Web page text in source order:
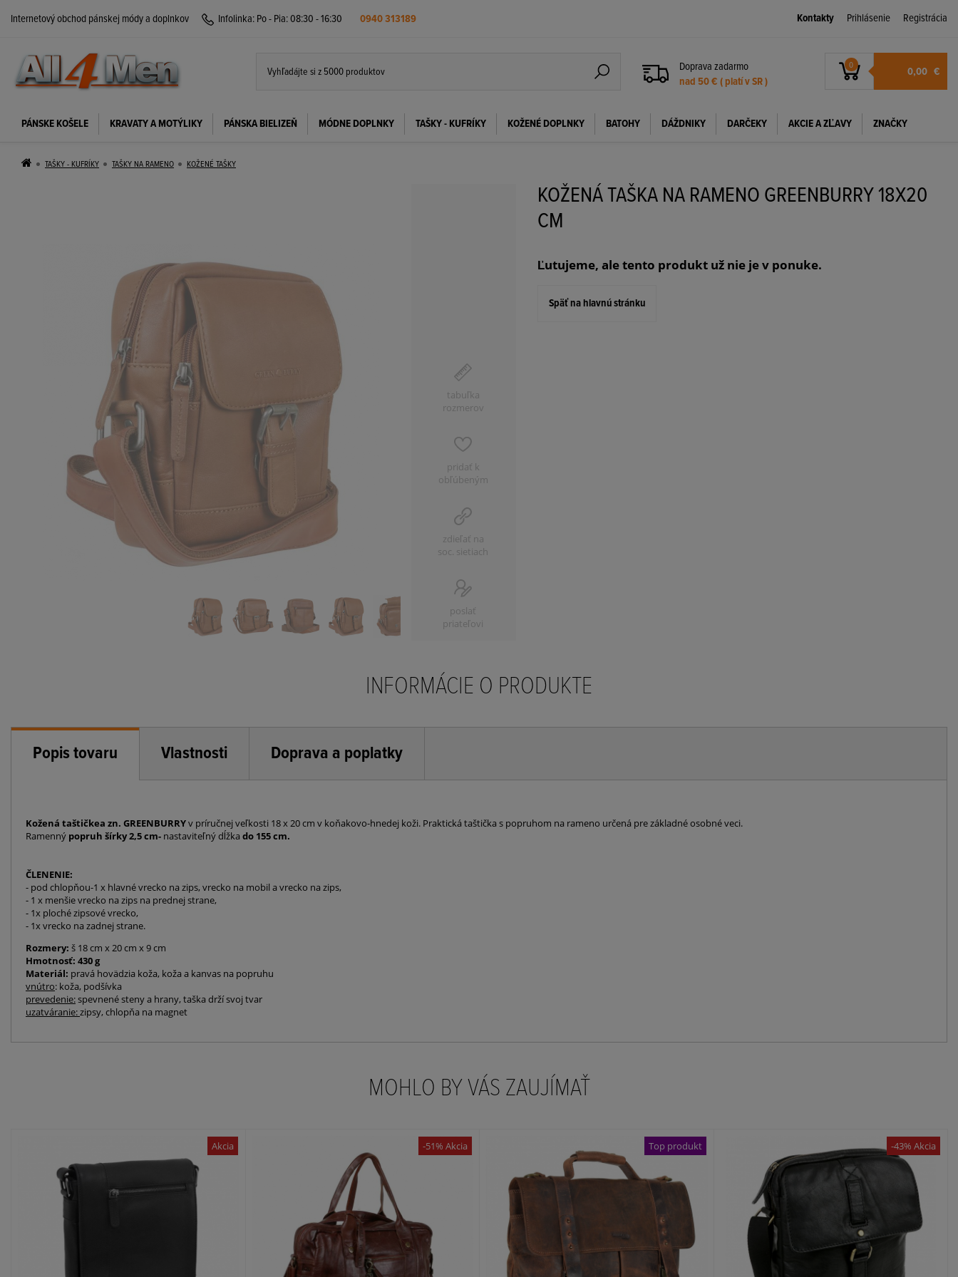
Internetový obchod pánskej módy a doplnkov Infolinka: Po - Pia: 08:30 - 16:30 0940 313189 Kontakty Prihlásenie Registrácia
Doprava zadarmo
nad 50 € ( platí v SR )
0 0,00 €
PÁNSKE KOŠELE KRAVATY A MOTÝLIKY PÁNSKA BIELIZEŇ MÓDNE DOPLNKY TAŠKY - KUFRÍKY KOŽENÉ DOPLNKY BATOHY DÁŽDNIKY DARČEKY AKCIE A ZĽAVY ZNAČKY
TAŠKY - KUFRÍKY TAŠKY NA RAMENO KOŽENÉ TAŠKY
tabuľka
rozmerov
pridať k
obľúbeným
zdieľať na
soc. sietiach
poslať
priateľovi
KOŽENÁ TAŠKA NA RAMENO GREENBURRY 18X20
CM
Ľutujeme, ale tento produkt už nie je v ponuke.
Späť na hlavnú stránku
INFORMÁCIE O PRODUKTE
Popis tovaru Vlastnosti Doprava a poplatky
Kožená taštičkea zn. GREENBURRYv príručnej veľkosti 18 x 20 cm v koňakovo-hnedej koži. Praktická taštička s popruhom na rameno určená pre základné osobné veci.
Ramenný popruh šírky 2,5 cm- nastaviteľný dĺžka do 155 cm.
ČLENENIE:
- pod chlopňou-1 x hlavné vrecko na zips, vrecko na mobil a vrecko na zips,
- 1 x menšie vrecko na zips na prednej strane,
- 1x ploché zipsové vrecko,
- 1x vrecko na zadnej strane.
Rozmery: š 18 cm x 20 cm x 9 cm
Hmotnosť: 430 g
Materiál: pravá hovädzia koža, koža a kanvas na popruhu
vnútro: koža, podšívka
prevedenie:spevnené steny a hrany, taška drží svoj tvar
uzatváranie:zipsy, chlopňa na magnet
MOHLO BY VÁS ZAUJÍMAŤ
Akcia -51% Akcia Top produkt -43% Akcia